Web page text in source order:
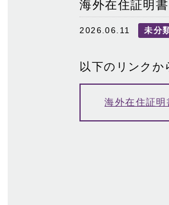
海外在住証明書
2026.06.11 未分
以下のリンクか
海外在住証明